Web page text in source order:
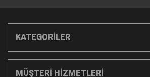
KATEGORİLER
MÜŞTERİ HİZMETLERİ